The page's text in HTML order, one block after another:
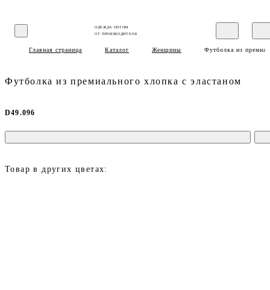
ОДЕЖДА ОПТОМ
ОТ ПРОИЗВОДИТЕЛЯ
Главная страница Каталог Женщины Футболка из
Футболка из премиального хлопка с эластаном
D49.096
Товар в других цветах: